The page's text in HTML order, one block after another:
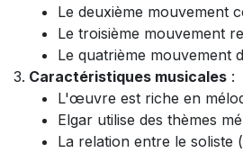
Le deuxième mouvement
Le troisième mouvement
Le quatrième mouvement
Caractéristiques musicales :
L'œuvre est riche en
Elgar utilise des thèmes
La relation entre le soliste